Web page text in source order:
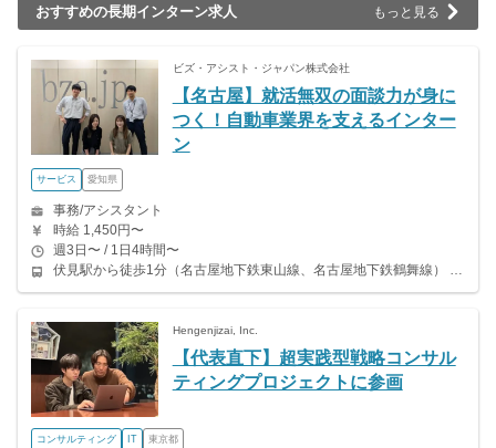
おすすめの長期インターン求人 もっと見る
ビズ・アシスト・ジャパン株式会社
【名古屋】就活無双の面談力が身に
つく！自動車業界を支えるインター
ン
サービス 愛知県
事務/アシスタント
時給 1,450円〜
週3日〜 / 1日4時間〜
伏見駅から徒歩1分（名古屋地下鉄東山線、名古屋地下鉄鶴舞線） 丸の内駅から徒歩6分（名古屋地下鉄鶴舞線、名古屋地下鉄桜通線）
Hengenjizai, Inc.
【代表直下】超実践型戦略コンサル
ティングプロジェクトに参画
コンサルティング IT 東京都